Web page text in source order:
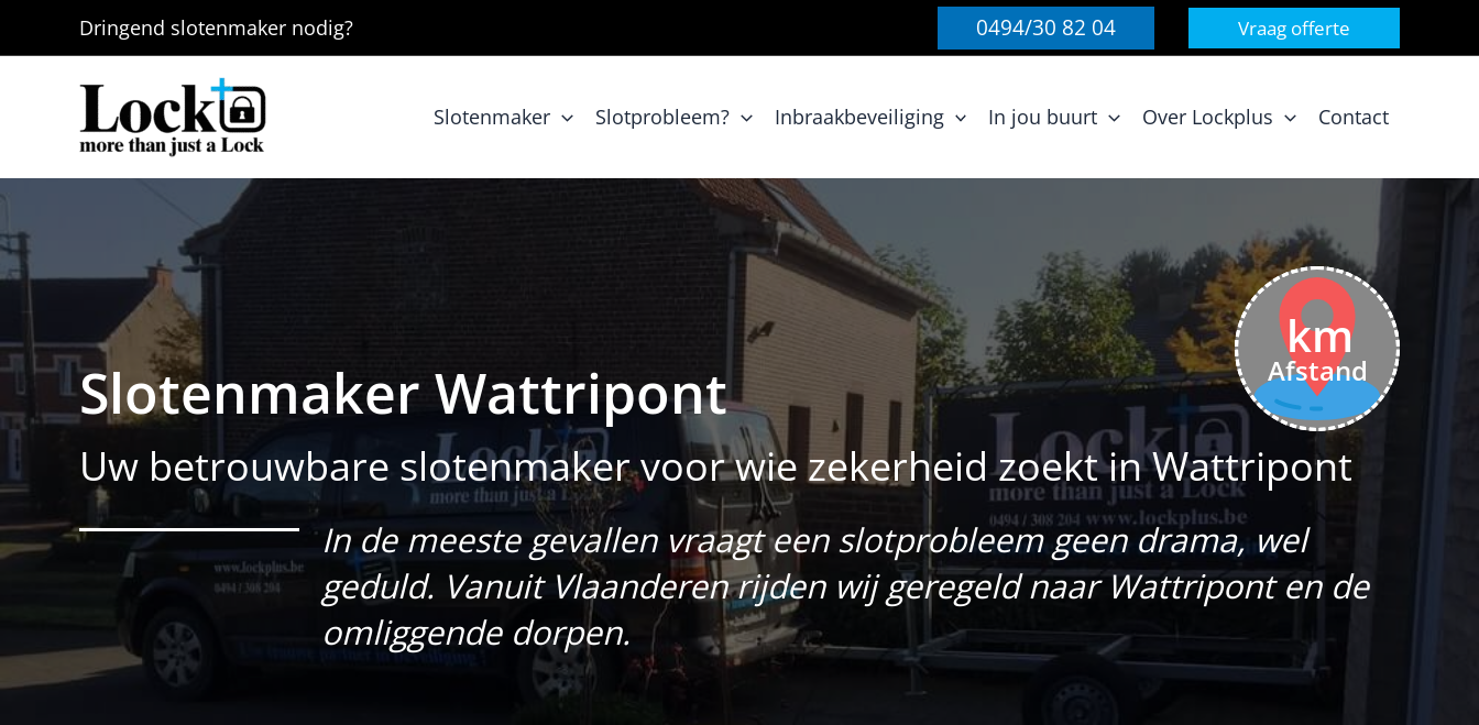
Dringend slotenmaker nodig? 0494/30 82 04 Vraag offerte
Slotenmaker Slotprobleem? Inbraakbeveiliging In jou buurt Over Lockplus Contact
km
Afstand
Slotenmaker Wattripont
Uw betrouwbare slotenmaker voor wie zekerheid zoekt in Wattripont
In de meeste gevallen vraagt een slotprobleem geen drama, wel
geduld. Vanuit Vlaanderen rijden wij geregeld naar Wattripont en de
omliggende dorpen.